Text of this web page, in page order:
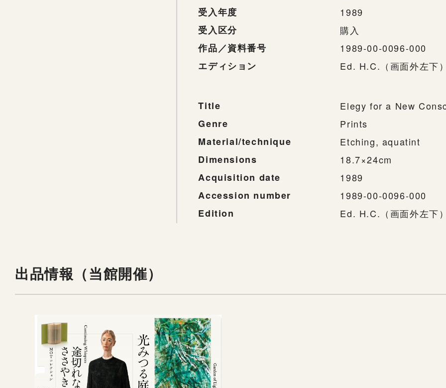
受入年度
1989
受入区分
購入
作品／資料番号
1989-00-0096-000
エディション
Ed. H.C.（画面外左下
Title
Elegy for a New
Genre
Prints
Material/technique
Etching, aquatint
Dimensions
18.7×24cm
Acquisition date
1989
Accession number
1989-00-0096-000
Edition
Ed. H.C.（画面外左下
出品情報（当館開催）